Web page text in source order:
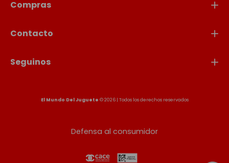
Compras
Contacto
Seguinos
El Mundo Del Juguete © 2026 | Todos los derechos reservados
Defensa al consumidor